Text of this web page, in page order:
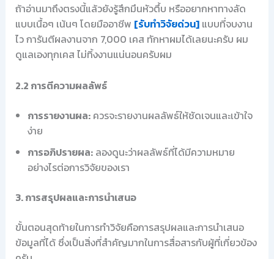
ถ้าอ่านมาถึงตรงนี้แล้วยังรู้สึกมึนหัวตึ้บ หรืออยากหาทางลัด
แบบเนื้อๆ เน้นๆ โดยมืออาชีพ [รับทำวิจัยด่วน]แบบที่จบงาน
ไว การันตีผลงานจาก 7,000 เคส ทักหาผมได้เลยนะครับ ผม
ดูแลเองทุกเคส ไม่ทิ้งงานแน่นอนครับผม
2.2 การตีความผลลัพธ์
การรายงานผล:ควรจะรายงานผลลัพธ์ให้ชัดเจนและเข้าใจ
ง่าย
การอภิปรายผล:ลองดูนะว่าผลลัพธ์ที่ได้มีความหมาย
อย่างไรต่อการวิจัยของเรา
3. การสรุปผลและการนำเสนอ
ขั้นตอนสุดท้ายในการทำวิจัยคือการสรุปผลและการนำเสนอ
ข้อมูลที่ได้ ซึ่งเป็นสิ่งที่สำคัญมากในการสื่อสารกับผู้ที่เกี่ยวข้อง